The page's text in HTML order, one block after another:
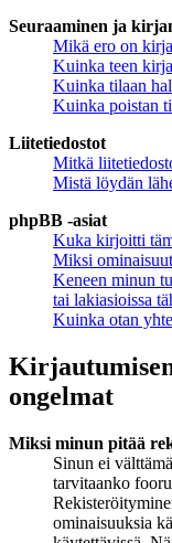
Seuraaminen ja
Mikä ero on
Kuinka teen
Kuinka tilaan
Kuinka poistan
Liitetiedostot
Mitkä
Mistä löydän
phpBB -asiat
Kuka kirjoitti
Miksi
Keneen minun
tai lakiasioissa
Kuinka otan
ongelmat
Miksi minun pitää
Sinun ei
tarvitaanko
ominaisuuksia